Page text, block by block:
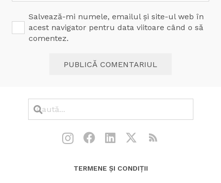
Salvează-mi numele, emailul și site-ul web în
acest navigator pentru data viitoare când o să
comentez.
PUBLICĂ COMENTARIUL
TERMENE ȘI CONDIȚII